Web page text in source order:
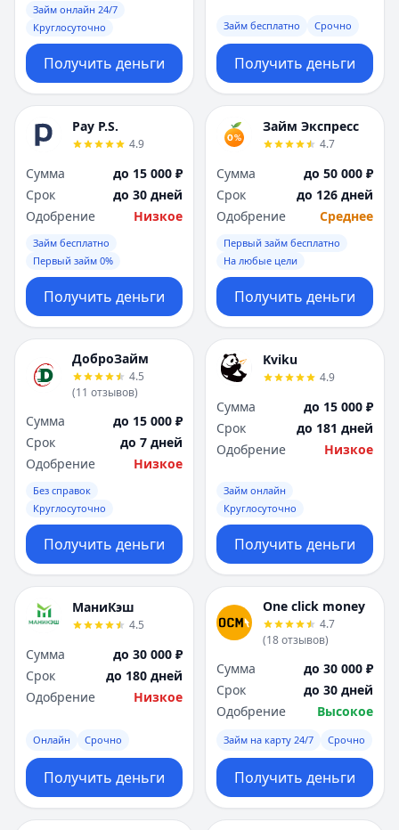
Займ онлайн 24/7
Круглосуточно
Получить деньги
Займ бесплатно Срочно
Получить деньги
Pay P.S.
4.9
Сумма
до 15 000 ₽
Срок
до 30 дней
Одобрение
Низкое
Займ бесплатно
Первый займ 0%
Получить деньги
Займ Экспресс
4.7
Сумма
до 50 000 ₽
Срок
до 126 дней
Одобрение
Среднее
Первый займ бесплатно
На любые цели
Получить деньги
ДоброЗайм
4.5
(11 отзывов)
Сумма
до 15 000 ₽
Срок
до 7 дней
Одобрение
Низкое
Без справок
Круглосуточно
Получить деньги
Kviku
4.9
Сумма
до 15 000 ₽
Срок
до 181 дней
Одобрение
Низкое
Займ онлайн
Круглосуточно
Получить деньги
МаниКэш
4.5
Сумма
до 30 000 ₽
Срок
до 180 дней
Одобрение
Низкое
Онлайн Срочно
Получить деньги
One click money
4.7
(18отзывов)
Сумма
до 30 000 ₽
Срок
до 30 дней
Одобрение
Высокое
Займ на карту 24/7 Срочно
Получить деньги